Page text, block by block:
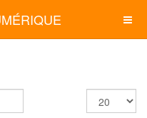
Afficher
#